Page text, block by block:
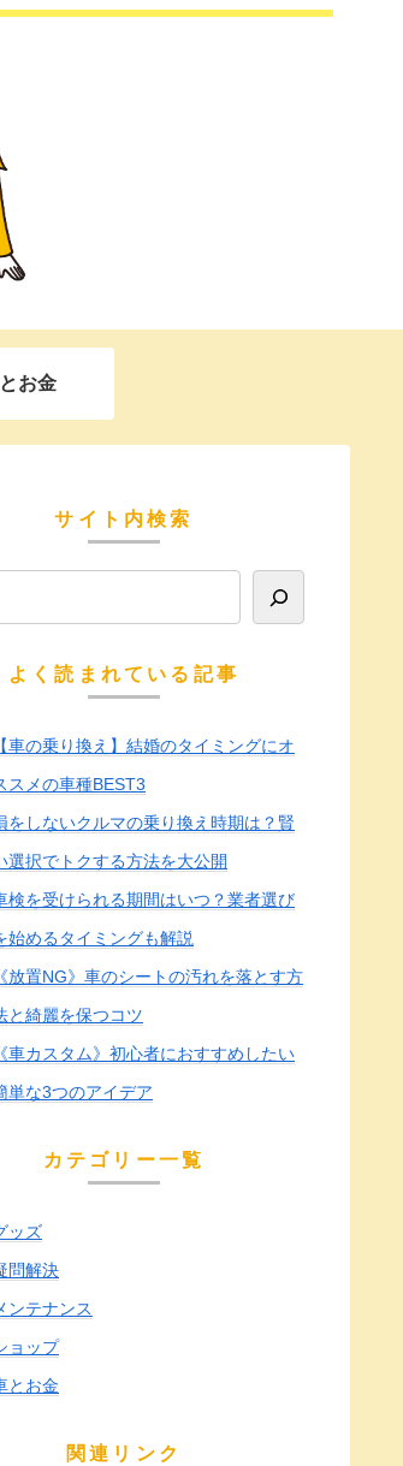
お金
サイト内検索
よく読まれている記事
【車の乗り換え】結婚のタイミングにオ
スメの車種BEST3
をしないクルマの乗り換え時期は？賢
選択でトクする方法を大公開
検を受けられる期間はいつ？業者選び
始めるタイミングも解説
《放置NG》車のシートの汚れを落とす方
と綺麗を保つコツ
《車カスタム》初心者におすすめしたい
単な3つのアイデア
カテゴリー一覧
ッズ
問解決
ンテナンス
ョップ
とお金
関連リンク